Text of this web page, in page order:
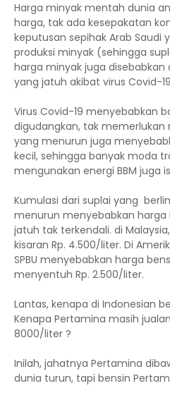
Harga minyak mentah dunia
harga, tak ada kesepakatan
keputusan sepihak Arab Saudi
produksi minyak (sehingga
harga minyak juga
yang jatuh akibat virus Covid-
Virus Covid-19 menyebabkan
digudangkan, tak memerlukan
yang menurun juga
kecil, sehingga banyak moda
mengunakan energi BBM juga
Kumulasi dari suplai yang
menurun menyebabkan harga
jatuh tak terkendali. di
kisaran Rp. 4.500/liter. Di
SPBU menyebabkan harga
menyentuh Rp. 2.500/liter.
Lantas, kenapa di Indonesian
Kenapa Pertamina masih
8000/liter ?
Inilah, jahatnya Pertamina
dunia turun, tapi bensin